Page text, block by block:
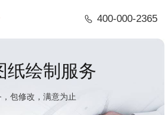
400-000-2365
纸绘制服务
包修改，满意为止